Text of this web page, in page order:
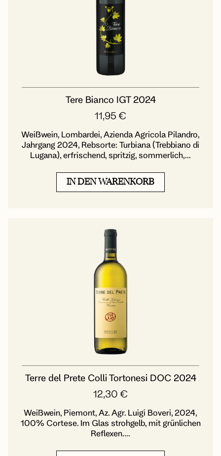
Tere Bianco IGT 2024
11,95 €
Weißwein, Lombardei, Azienda Agricola Pilandro,
Jahrgang 2024, Rebsorte: Turbiana (Trebbiano di
Lugana), erfrischend, spritzig, sommerlich,...
IN DEN WARENKORB
Terre del Prete Colli Tortonesi DOC 2024
12,30 €
Weißwein, Piemont, Az. Agr. Luigi Boveri, 2024,
100% Cortese. Im Glas strohgelb, mit grünlichen
Reflexen....